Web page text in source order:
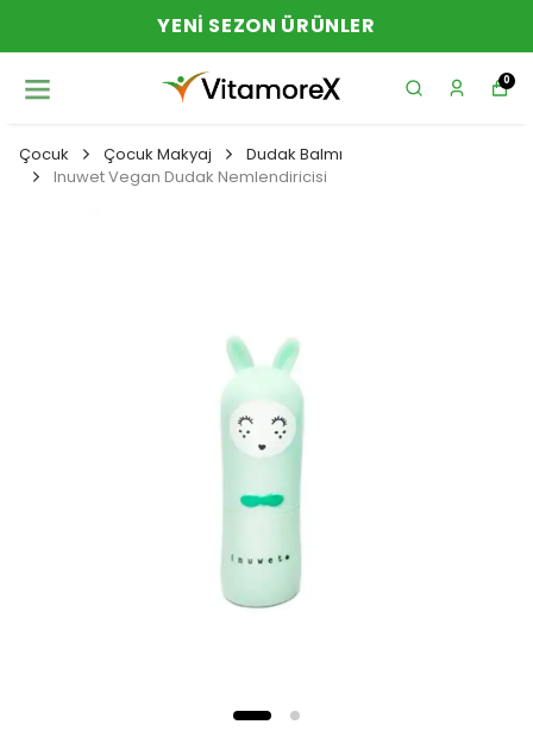
YENI SEZON ÜRÜNLER
0
Çocuk Çocuk Makyaj
Dudak Balmı
Inuwet Vegan Dudak Nemlendiricisi